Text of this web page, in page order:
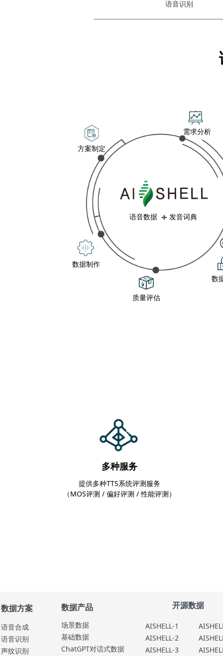
方案制定
需求分析
数据制作
质量评估
数
语音数据 发音词典
多种服务
提供多种TTS系统评测服务
（MOS评测 / 偏好评测 / 性能评测）
语音识别
数据方案
语⾳合成
语⾳识别
声纹识别
数据产品
场景数据
基础数据
ChatGPT对话式数据
AISHELL-1
AISHELL-2
AISHELL-3
开源数据